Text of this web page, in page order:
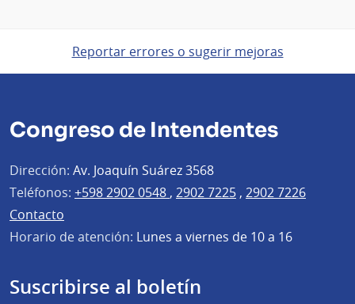
Reportar errores o sugerir mejoras
Congreso de Intendentes
Dirección: Av. Joaquín Suárez 3568
Teléfonos: +598 2902 0548 , 2902 7225 , 2902 7226
Contacto
Horario de atención: Lunes a viernes de 10 a 16
Suscribirse al boletín